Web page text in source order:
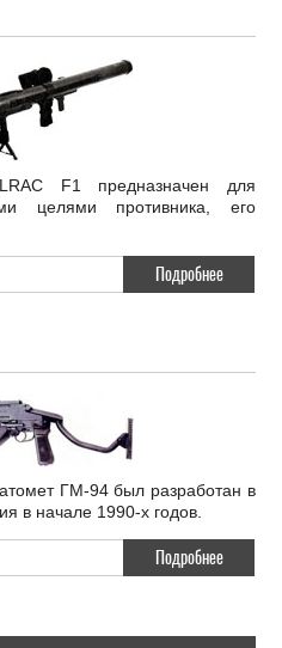
F1 предназначен для
целями противника, его
Подробнее
ГМ-94 был разработан в
в начале 1990-х годов.
Подробнее